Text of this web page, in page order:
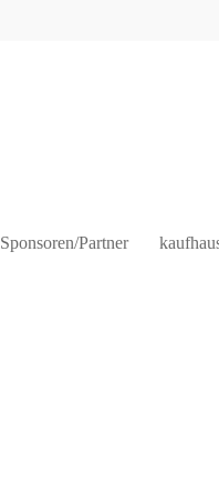
Sponsoren/Partner